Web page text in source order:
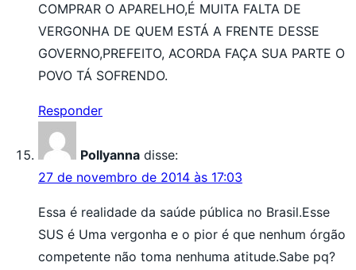
COMPRAR O APARELHO,É MUITA FALTA DE
VERGONHA DE QUEM ESTÁ A FRENTE DESSE
GOVERNO,PREFEITO, ACORDA FAÇA SUA PARTE O
POVO TÁ SOFRENDO.
Responder
Pollyanna disse:
27 de novembro de 2014 às 17:03
Essa é realidade da saúde pública no Brasil.Esse
SUS é Uma vergonha e o pior é que nenhum órgão
competente não toma nenhuma atitude.Sabe pq?